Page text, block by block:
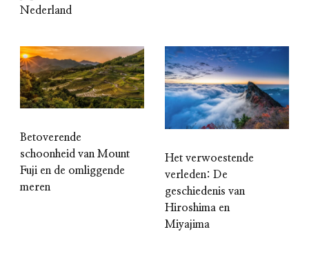
Nederland
Betoverende
schoonheid van Mount
Fuji en de omliggende
meren
Het verwoestende
verleden: De
geschiedenis van
Hiroshima en
Miyajima